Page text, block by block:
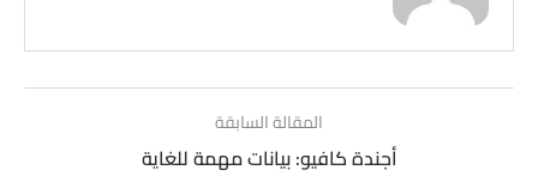
المقالة السابقة
أجندة كافيو: بيانات مهمة للغاية